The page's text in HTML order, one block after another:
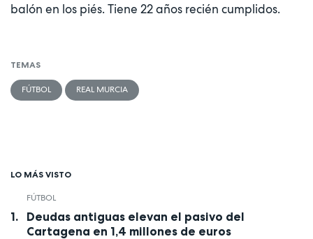
balón en los piés. Tiene 22 años recién cumplidos.
TEMAS
FÚTBOL REAL MURCIA
LO MÁS VISTO
FÚTBOL
Deudas antiguas elevan el pasivo del
Cartagena en 1,4 millones de euros